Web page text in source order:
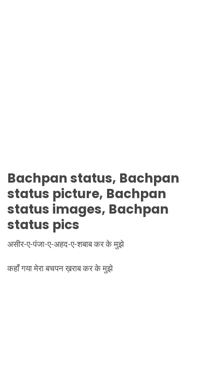
Bachpanstatus, Bachpan
status picture, Bachpan
status images, Bachpan
status pics
असीर-ए-पंजा-ए-अहद-ए-शबाब कर के मुझे
कहाँ गया मेरा बचपन ख़राब कर के मुझे